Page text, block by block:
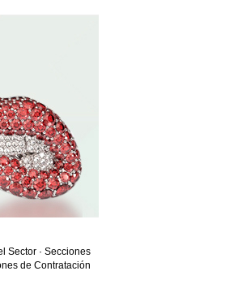
Sector · Secciones
de Contratación